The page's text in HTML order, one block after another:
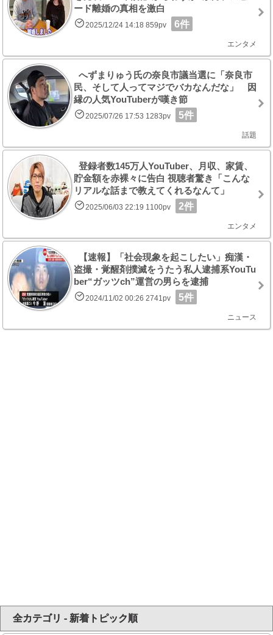
ード離婚の真相を激白
2025/12/24 14:18 859pv 6件
エンタメ
へずまりゅう氏の奈良市議当選に「奈良市
民、そして人ってマジでバカなんだな」 因
縁の人気YouTuberが嘆き節
2025/07/26 17:53 1283pv 5件
話題
登録者数145万人YouTuber、月収、家賃、
貯金額を赤裸々に告白 視聴者驚き「こんな
リアルな話まで教えてくれるなんて」
2025/06/03 22:19 1100pv 2件
エンタメ
【速報】「社会現象を起こしたい」痴漢・
盗撮・覚醒剤撲滅をうたう私人逮捕系YouTu
ber“ガッツch”運営の男らを逮捕
2024/11/02 00:26 2741pv 5件
ニュース
全カテゴリ - 新着トピック順